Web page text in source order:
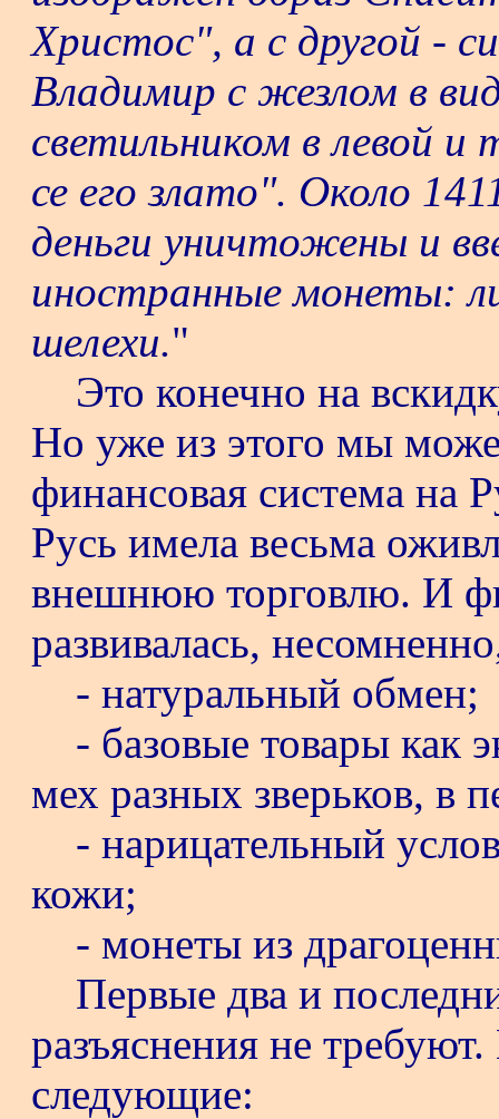
Христос", а с другой -
Владимир с жезлом в
светильником в левой
се его злато". Около
деньги уничтожены и
иностранные монеты:
шелехи."
Это конечно на
Но уже из этого мы
финансовая система на
Русь имела весьма
внешнюю торговлю. И
развивалась,
- натуральный обмен;
- базовые товары как
мех разных зверьков, в
- нарицательный
кожи;
- монеты из
Первые два и
разъяснения не
следующие: